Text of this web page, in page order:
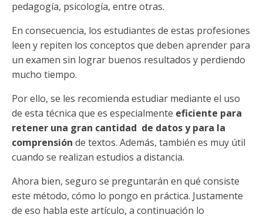
pedagogía, psicología, entre otras.
En consecuencia, los estudiantes de estas profesiones
leen y repiten los conceptos que deben aprender para
un examen sin lograr buenos resultados y perdiendo
mucho tiempo.
Por ello, se les recomienda estudiar mediante el uso
de esta técnica que es especialmente eficiente para
retener una gran cantidad de datos y para la
comprensión de textos. Además, también es muy útil
cuando se realizan estudios a distancia.
Ahora bien, seguro se preguntarán en qué consiste
este método, cómo lo pongo en práctica. Justamente
de eso habla este artículo, a continuación lo